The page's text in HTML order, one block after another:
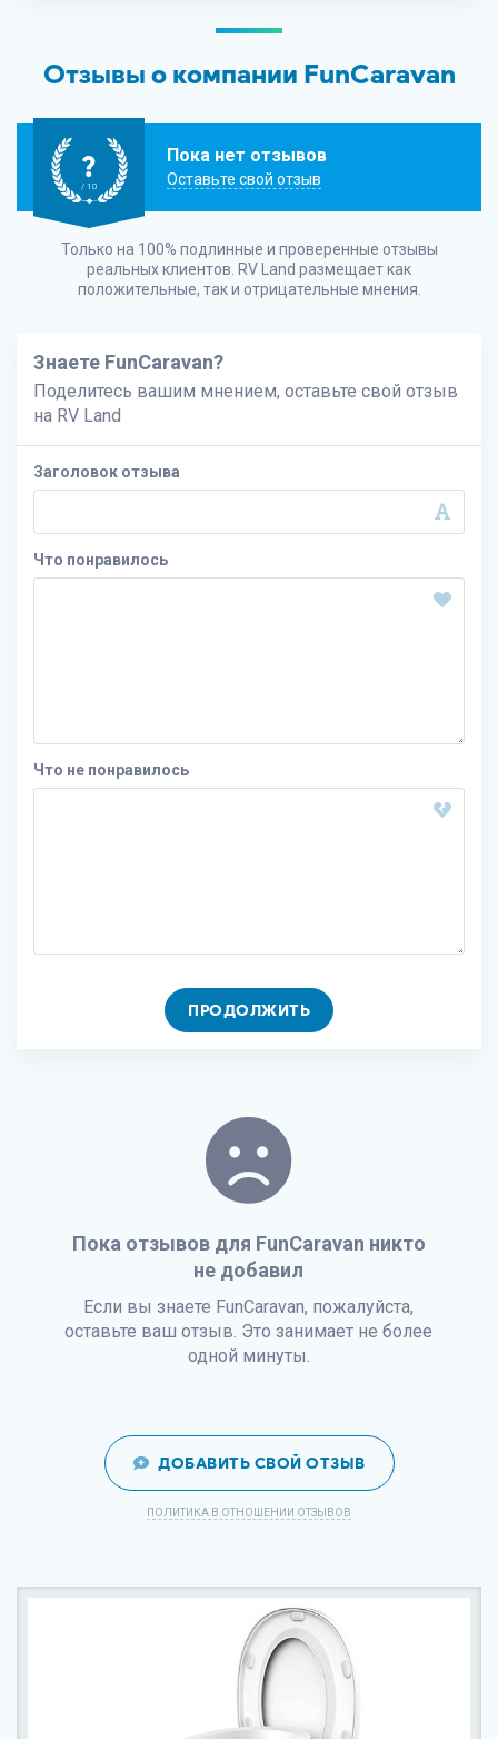
Отзывы о компании FunCaravan
?
/ 10
Пока нет отзывов
Оставьте свой отзыв
Только на 100% подлинные и проверенные отзывы
реальных клиентов. RV Land размещает как
положительные, так и отрицательные мнения.
Знаете FunCaravan?
Поделитесь вашим мнением, оставьте свой отзыв
на RV Land
Заголовок отзыва
Что понравилось
Что не понравилось
ПРОДОЛЖИТЬ
Пока отзывов для FunCaravan никто
не добавил
Если вы знаете FunCaravan, пожалуйста,
оставьте ваш отзыв. Это занимает не более
одной минуты.
ДОБАВИТЬ СВОЙ ОТЗЫВ
ПОЛИТИКА В ОТНОШЕНИИ ОТЗЫВОВ